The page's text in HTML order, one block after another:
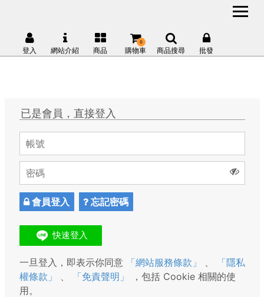
登入 網站介紹 商品 購物車
0
商品搜尋 批發
已是會員，直接登入
會員登入 忘記密碼
一旦登入，即表示你同意 「網站服務條款」
「隱私
權條款」
「免責聲明」
，包括 Cookie 相關的使
用。